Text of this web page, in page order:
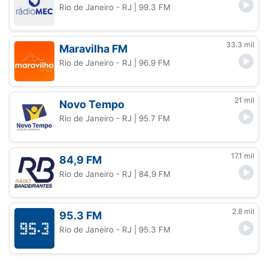
Rio de Janeiro - RJ | 99.3 FM
Maravilha FM 33.3 mil
Rio de Janeiro - RJ | 96.9 FM
Novo Tempo 21 mil
Rio de Janeiro - RJ | 95.7 FM
84,9 FM 17.1 mil
Rio de Janeiro - RJ | 84.9 FM
95.3 FM 2.8 mil
Rio de Janeiro - RJ | 95.3 FM